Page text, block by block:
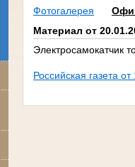
Фотогалерея
Материал от
Электросамокатчик
Российская газета